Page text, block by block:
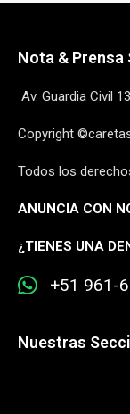
Nota & Prensa
Av. Guardia Civil
Copyright
Todos los
ANUNCIA CON
¿TIENES UNA
+51 961-
Nuestras